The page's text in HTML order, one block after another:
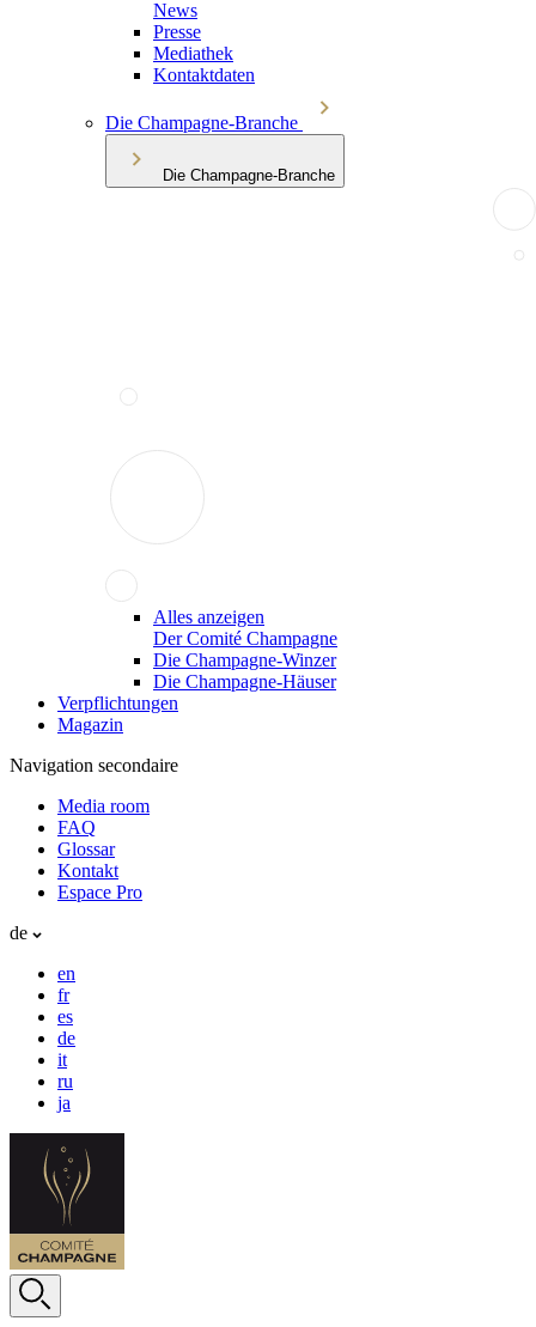
News
Presse
Mediathek
Kontaktdaten
Die Champagne-Branche
Die Champagne-Branche
Alles anzeigen
Der Comité Champagne
Die Champagne-Winzer
Die Champagne-Häuser
Verpflichtungen
Magazin
Navigation secondaire
Media room
FAQ
Glossar
Kontakt
Espace Pro
de
en
fr
es
de
it
ru
ja